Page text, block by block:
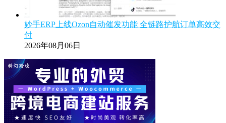
妙手ERP上线Ozon自动催发功能 全链路护航订单高效交
付
2026年08月06日